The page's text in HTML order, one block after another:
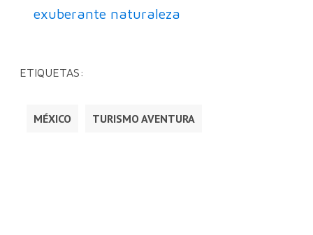
exuberante naturaleza
ETIQUETAS:
MÉXICO TURISMO AVENTURA